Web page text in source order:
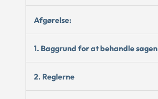
Afgørelse:
1. Baggrund for at behandle sagen
2. Reglerne